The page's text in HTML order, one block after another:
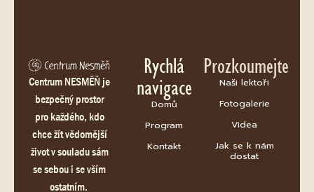
Centrum NESMĚŇ je
bezpečný prostor
pro každého, kdo
chce žít vědomější
život v souladu sám
se sebou i se vším
ostatním.
Rychlá
navigace
Domů
Program
Kontakt
Prozkoumejte
Naši lektoři
Fotogalerie
Videa
Jak se k nám
dostat